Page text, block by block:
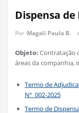
Dispensa
Por Magali Paula B.
Objeto: Contratação
áreas da companhia,
Termo de
Nº 002-2025
Termo de